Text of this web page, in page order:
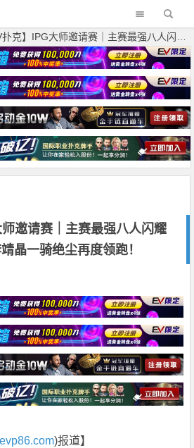
】IPG大师邀请赛｜主赛最强八人闪耀泉城！卫冕冠军李靖晶一骑绝尘再度领跑！
师邀请赛｜主赛最强八人闪耀
晶一骑绝尘再度领跑！
)报道】